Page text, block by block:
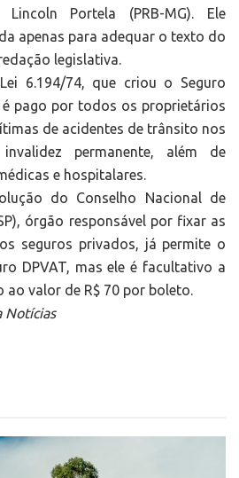
Lincoln Portela (PRB-MG). Ele
apenas para adequar o texto do
legislativa.
6.194/74, que criou o Seguro
é pago por todos os proprietários
de acidentes de trânsito nos
permanente, além de
e hospitalares.
do Conselho Nacional de
órgão responsável por fixar as
seguros privados, já permite o
DPVAT, mas ele é facultativo a
valor de R$ 70 por boleto.
Notícias